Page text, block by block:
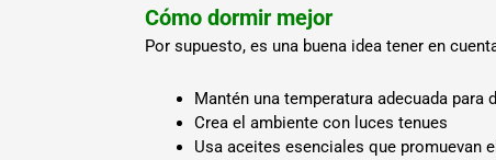
Cómo dormir mejor
Por supuesto, es una buena idea tener en
Mantén una temperatura adecuada para
Crea el ambiente con luces tenues
Usa aceites esenciales que promuevan